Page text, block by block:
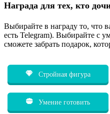
Награда для тех, кто
Выбирайте в награду то, что
есть Telegram). Выбирайте с
сможете забрать подарок,
Стройная фигура
Умение готовить